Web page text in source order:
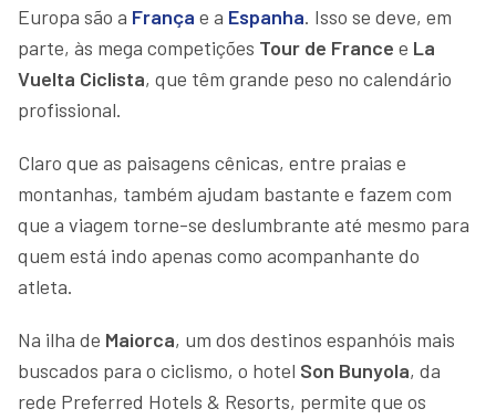
Europa são a França e a Espanha. Isso se deve, em
parte, às mega competições Tour de France e La
Vuelta Ciclista, que têm grande peso no calendário
profissional.
Claro que as paisagens cênicas, entre praias e
montanhas, também ajudam bastante e fazem com
que a viagem torne-se deslumbrante até mesmo para
quem está indo apenas como acompanhante do
atleta.
Na ilha de Maiorca, um dos destinos espanhóis mais
buscados para o ciclismo, o hotel Son Bunyola, da
rede Preferred Hotels & Resorts, permite que os